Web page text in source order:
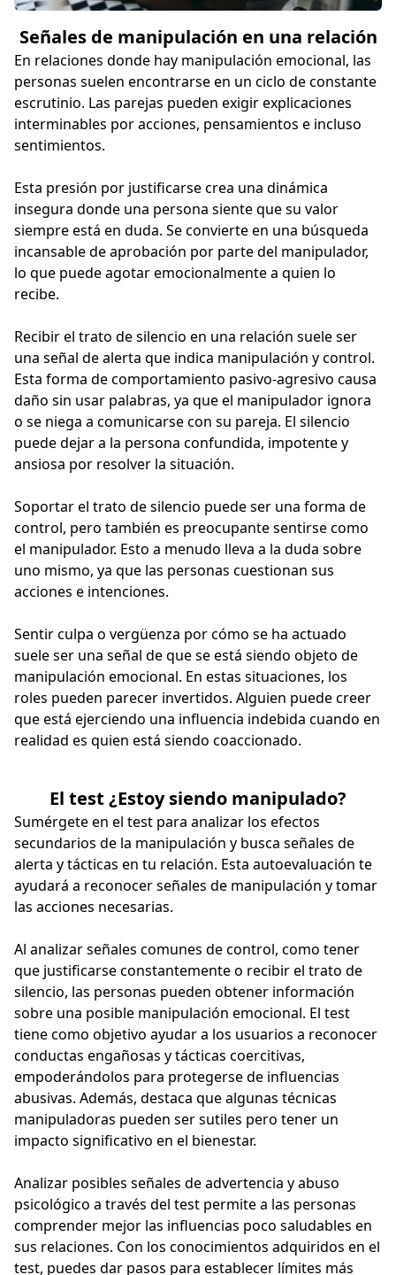
Señales de manipulación en una relación
En relaciones donde hay manipulación emocional, las
personas suelen encontrarse en un ciclo de constante
escrutinio. Las parejas pueden exigir explicaciones
interminables por acciones, pensamientos e incluso
sentimientos.
Esta presión por justificarse crea una dinámica
insegura donde una persona siente que su valor
siempre está en duda. Se convierte en una búsqueda
incansable de aprobación por parte del manipulador,
lo que puede agotar emocionalmente a quien lo
recibe.
Recibir el trato de silencio en una relación suele ser
una señal de alerta que indica manipulación y control.
Esta forma de comportamiento pasivo-agresivo causa
daño sin usar palabras, ya que el manipulador ignora
o se niega a comunicarse con su pareja. El silencio
puede dejar a la persona confundida, impotente y
ansiosa por resolver la situación.
Soportar el trato de silencio puede ser una forma de
control, pero también es preocupante sentirse como
el manipulador. Esto a menudo lleva a la duda sobre
uno mismo, ya que las personas cuestionan sus
acciones e intenciones.
Sentir culpa o vergüenza por cómo se ha actuado
suele ser una señal de que se está siendo objeto de
manipulación emocional. En estas situaciones, los
roles pueden parecer invertidos. Alguien puede creer
que está ejerciendo una influencia indebida cuando en
realidad es quien está siendo coaccionado.
El test ¿Estoy siendo manipulado?
Sumérgete en el test para analizar los efectos
secundarios de la manipulación y busca señales de
alerta y tácticas en tu relación. Esta autoevaluación te
ayudará a reconocer señales de manipulación y tomar
las acciones necesarias.
Al analizar señales comunes de control, como tener
que justificarse constantemente o recibir el trato de
silencio, las personas pueden obtener información
sobre una posible manipulación emocional. El test
tiene como objetivo ayudar a los usuarios a reconocer
conductas engañosas y tácticas coercitivas,
empoderándolos para protegerse de influencias
abusivas. Además, destaca que algunas técnicas
manipuladoras pueden ser sutiles pero tener un
impacto significativo en el bienestar.
Analizar posibles señales de advertencia y abuso
psicológico a través del test permite a las personas
comprender mejor las influencias poco saludables en
sus relaciones. Con los conocimientos adquiridos en el
test, puedes dar pasos para establecer límites más